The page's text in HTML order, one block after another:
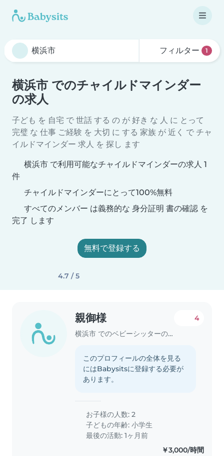
フィルター 1
横浜市 でのチャイルドマインダー
の求人
子ども を 自宅 で 世話 する の が 好き な 人 に とって
完璧 な 仕事 ご経験 を 大切 に する 家族 が 近く で チャ
イルドマインダー 求人 を 探し ます
横浜市 で利用可能なチャイルドマインダーの求人 1
件
チャイルドマインダーにとって100%無料
すべてのメンバー は義務的な 身分証明 書の確認 を
完了 します
無料で登録する
4.7 / 5
親御様
横浜市 でのベビーシッターの求人
4
このプロフィールの全体を見る
にはBabysitsに登録する必要が
あります。
お子様の人数: 2
子どもの年齢:小学生
最後の活動: 1ヶ月前
￥3,000/時間